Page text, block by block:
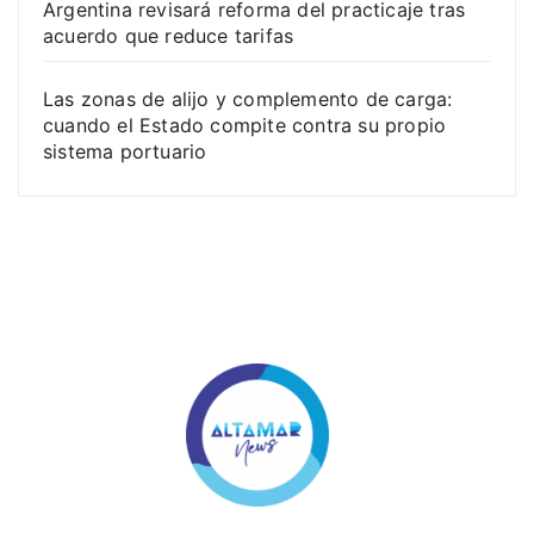
Argentina revisará reforma del practicaje tras
acuerdo que reduce tarifas
Las zonas de alijo y complemento de carga:
cuando el Estado compite contra su propio
sistema portuario